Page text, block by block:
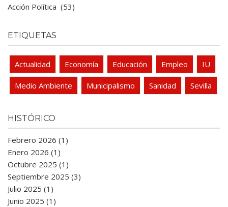
Acción Política (53)
ETIQUETAS
Actualidad Economía Educación Empleo IU
Medio Ambiente Municipalismo Sanidad Sevilla
HISTÓRICO
Febrero 2026 (1)
Enero 2026 (1)
Octubre 2025 (1)
Septiembre 2025 (3)
Julio 2025 (1)
Junio 2025 (1)